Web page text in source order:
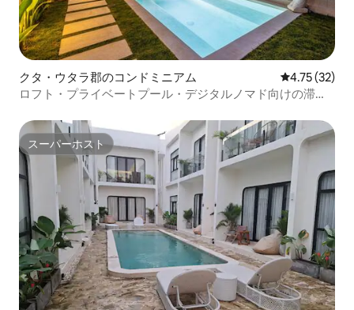
クタ・ウタラ郡のコンドミニアム レビュー32
4.75 (32)
ロフト・プライベートプール・デジタルノマド向けの滞在
スーパーホスト
スーパーホスト